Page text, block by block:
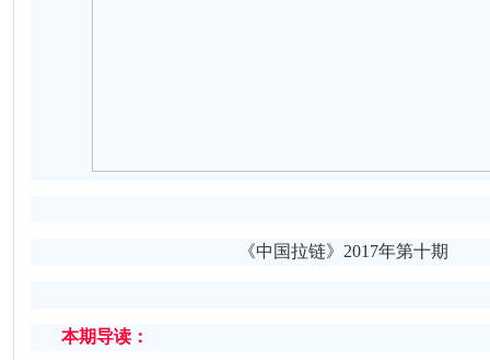
《中国拉链》 2017年第十期
本期导读：